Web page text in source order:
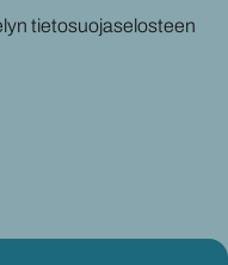
tietosuojaselosteen